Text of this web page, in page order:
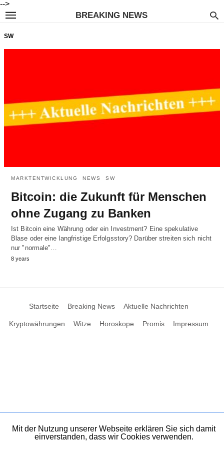
-->
BREAKING NEWS
SW
MARKTENTWICKLUNG NEWS SW
Bitcoin: die Zukunft für Menschen
ohne Zugang zu Banken
Ist Bitcoin eine Währung oder ein Investment? Eine spekulative
Blase oder eine langfristige Erfolgsstory? Darüber streiten sich nicht
nur "normale"…
8 years
Startseite Breaking News Aktuelle Nachrichten
Kryptowährungen Witze Horoskope Promis Impressum
Mit der Nutzung unserer Webseite erklären Sie sich damit
einverstanden, dass wir Cookies verwenden.